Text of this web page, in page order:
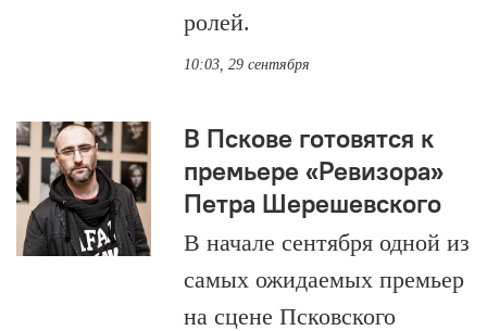
ролей.
10:03, 29 сентября
В Пскове готовятся к
премьере «Ревизора»
Петра Шерешевского
В начале сентября одной из
самых ожидаемых премьер
на сцене Псковского